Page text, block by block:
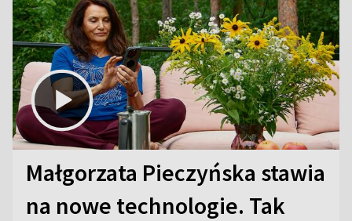
Małgorzata Pieczyńska stawia
na nowe technologie. Tak